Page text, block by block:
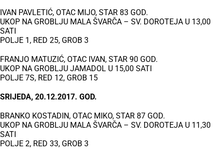
IVAN PAVLETIĆ, OTAC MIJO, STAR 83 GOD.
UKOP NA GROBLJU MALA ŠVARČA – SV. DOROTEJA U 13,00
SATI
POLJE 1, RED 25, GROB 3
FRANJO MATUZIĆ, OTAC IVAN, STAR 90 GOD.
UKOP NA GROBLJU JAMADOL U 15,00 SATI
POLJE 7S, RED 12, GROB 15
SRIJEDA, 20.12.2017. GOD.
BRANKO KOSTADIN, OTAC MIKO, STAR 87 GOD.
UKOP NA GROBLJU MALA ŠVARČA – SV. DOROTEJA U 11,30
SATI
POLJE 2, RED 33, GROB 3